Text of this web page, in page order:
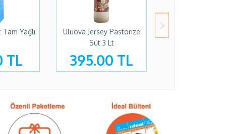
Uluova Jersey Pastorize
395.00 TL
Talu Çiftliği 3lt Çiğ Inek